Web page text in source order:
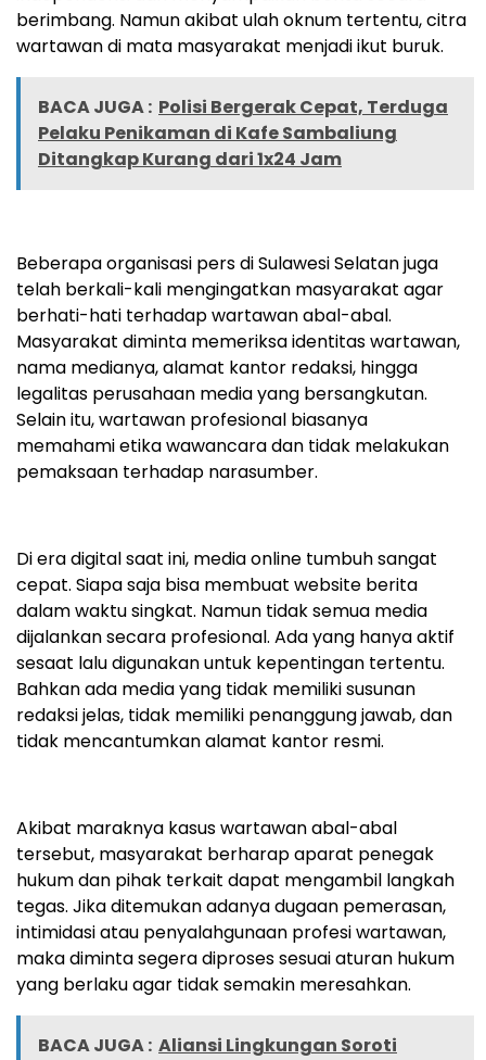
berimbang. Namun akibat ulah oknum tertentu, citra
wartawan di mata masyarakat menjadi ikut buruk.
BACA JUGA : Polisi Bergerak Cepat, Terduga
Pelaku Penikaman di Kafe Sambaliung
Ditangkap Kurang dari 1x24 Jam
Beberapa organisasi pers di Sulawesi Selatan juga
telah berkali-kali mengingatkan masyarakat agar
berhati-hati terhadap wartawan abal-abal.
Masyarakat diminta memeriksa identitas wartawan,
nama medianya, alamat kantor redaksi, hingga
legalitas perusahaan media yang bersangkutan.
Selain itu, wartawan profesional biasanya
memahami etika wawancara dan tidak melakukan
pemaksaan terhadap narasumber.
Di era digital saat ini, media online tumbuh sangat
cepat. Siapa saja bisa membuat website berita
dalam waktu singkat. Namun tidak semua media
dijalankan secara profesional. Ada yang hanya aktif
sesaat lalu digunakan untuk kepentingan tertentu.
Bahkan ada media yang tidak memiliki susunan
redaksi jelas, tidak memiliki penanggung jawab, dan
tidak mencantumkan alamat kantor resmi.
Akibat maraknya kasus wartawan abal-abal
tersebut, masyarakat berharap aparat penegak
hukum dan pihak terkait dapat mengambil langkah
tegas. Jika ditemukan adanya dugaan pemerasan,
intimidasi atau penyalahgunaan profesi wartawan,
maka diminta segera diproses sesuai aturan hukum
yang berlaku agar tidak semakin meresahkan.
BACA JUGA : Aliansi Lingkungan Soroti